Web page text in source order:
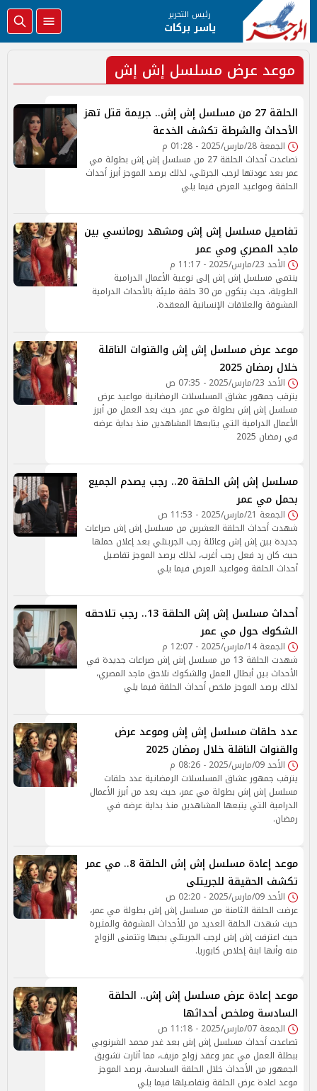
رئيس التحرير
ياسر بركات
موعد عرض مسلسل إش إش
الحلقة 27 من مسلسل إش إش.. جريمة قتل تهز
الأحداث والشرطة تكشف الخدعة
الجمعة 28/مارس/2025 - 01:28 م
تصاعدت أحداث الحلقة 27 من مسلسل إش إش بطولة مي
عمر بعد عودتها لرجب الجرتلي، لذلك يرصد الموجز أبرز أحداث
الحلقة ومواعيد العرض فيما يلي
تفاصيل مسلسل إش إش ومشهد رومانسي بين
ماجد المصري ومي عمر
الأحد 23/مارس/2025 - 11:17 م
ينتمي مسلسل إش إش إلى نوعية الأعمال الدرامية
الطويلة، حيث يتكون من 30 حلقة مليئة بالأحداث الدرامية
المشوقة والعلاقات الإنسانية المعقدة.
موعد عرض مسلسل إش إش والقنوات الناقلة
خلال رمضان 2025
الأحد 23/مارس/2025 - 07:35 ص
يترقب جمهور عشاق المسلسلات الرمضانية مواعيد عرض
مسلسل إش إش بطولة مي عمر، حيث يعد العمل من أبرز
الأعمال الدرامية التي يتابعها المشاهدين منذ بداية عرضه
في رمضان 2025
مسلسل إش إش الحلقة 20.. رجب يصدم الجميع
بحمل مي عمر
الجمعة 21/مارس/2025 - 11:53 ص
شهدت أحداث الحلقة العشرين من مسلسل إش إش صراعات
جديدة بين إش إش وعائلة رجب الجربتلي بعد إعلان حملها
حيث كان رد فعل رجب أغرب، لذلك يرصد الموجز تفاصيل
أحداث الحلقة ومواعيد العرض فيما يلي
أحداث مسلسل إش إش الحلقة 13.. رجب تلاحقه
الشكوك حول مي عمر
الجمعة 14/مارس/2025 - 12:07 م
شهدت الحلقة 13 من مسلسل إش إش صراعات جديدة في
الأحداث بين أبطال العمل والشكوك تلاحق ماجد المصري،
لذلك يرصد الموجز ملخص أحداث الحلقة فيما يلي
عدد حلقات مسلسل إش إش وموعد عرض
والقنوات الناقلة خلال رمضان 2025
الأحد 09/مارس/2025 - 08:26 م
يترقب جمهور عشاق المسلسلات الرمضانية عدد حلقات
مسلسل إش إش بطولة مي عمر، حيث يعد من أبرز الأعمال
الدرامية التي يتبعها المشاهدين منذ بداية عرضه في
رمضان.
موعد إعادة مسلسل إش إش الحلقة 8.. مي عمر
تكشف الحقيقة للجريتلى
الأحد 09/مارس/2025 - 02:20 ص
عرضت الحلقة الثامنة من مسلسل إش إش بطولة مي عمر،
حيث شهدت الحلقة العديد من للأحداث المشوقة والمثيرة
حيث اعترفت إش إش لرجب الجريتلي بحبها وتتمنى الزواج
منه وأنها ابنة إخلاص كابوريا.
موعد إعادة عرض مسلسل إش إش.. الحلقة
السادسة وملخص أحداثها
الجمعة 07/مارس/2025 - 11:18 ص
تصاعدت أحداث مسلسل إش إش بعد غدر محمد الشرنوبي
ببطلة العمل مي عمر وعقد زواج مزيف، مما أثارت تشويق
الجمهور من الأحداث خلال الحلقة السادسة، يرصد الموجز
موعد اعادة عرض الحلقة وتفاصيلها فيما يلي